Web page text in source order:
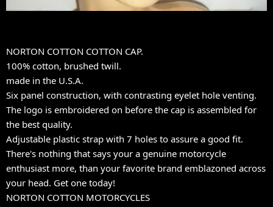
NORTON COTTON COTTON CAP.
100% cotton, brushed twill.
made in the U.S.A.
Six panel construction, with contrasting eyelet hole venting.
The logo is embroidered on before the cap is assembled for
the best quality.
Adjustable plastic strap with 7 holes to assure a good fit.
There's nothing that says your a genuine motorcycle
enthusiast more, than your favorite brand emblazoned across
your head. Get one today!
NORTON COTTON MOTORCYCLES